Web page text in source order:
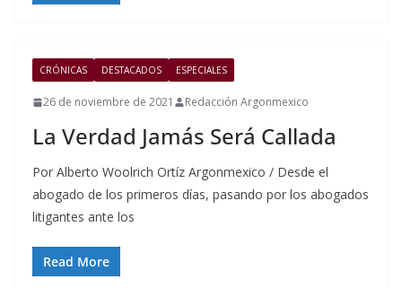
CRÓNICAS DESTACADOS ESPECIALES
26 de noviembre de 2021 Redacción Argonmexico
La Verdad Jamás Será Callada
Por Alberto Woolrich Ortíz Argonmexico / Desde el
abogado de los primeros días, pasando por los abogados
litigantes ante los
Read More